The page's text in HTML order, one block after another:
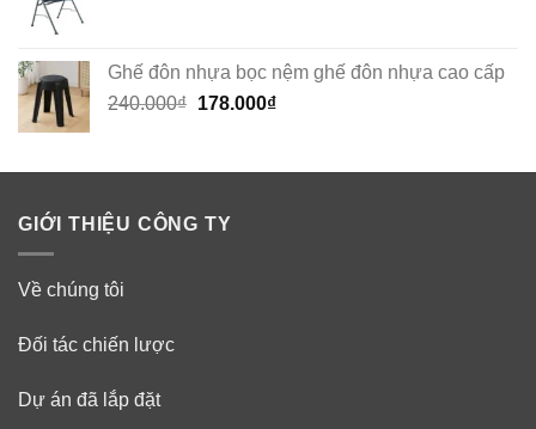
Ghế đôn nhựa bọc nệm ghế đôn nhựa cao cấp
240.000₫ Original
240.000₫.
178.000₫Current
178.000₫.
GIỚI THIỆU CÔNG TY
Về chúng tôi
Đối tác chiến lược
Dự án đã lắp đặt